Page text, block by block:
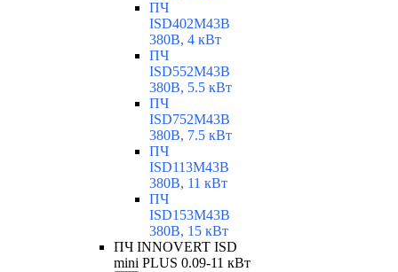
ПЧ
ISD402M43B
380В, 4 кВт
ПЧ
ISD552M43B
380В, 5.5 кВт
ПЧ
ISD752M43B
380В, 7.5 кВт
ПЧ
ISD113M43B
380В, 11 кВт
ПЧ
ISD153M43B
380В, 15 кВт
ПЧ INNOVERT ISD
mini PLUS 0.09-11 кВт